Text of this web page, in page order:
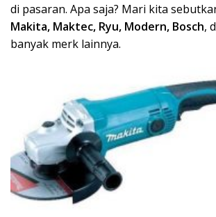
di pasaran. Apa saja? Mari kita
Makita, Maktec, Ryu, Modern, Bosch,
banyak merk lainnya.